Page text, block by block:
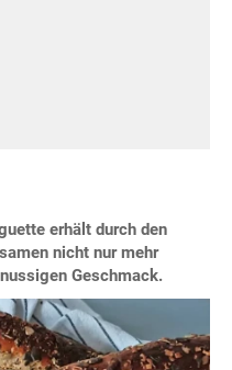
erhält durch den
nicht nur mehr
Geschmack.